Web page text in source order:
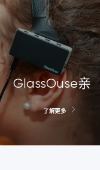
GlassOuse亲
了解更多